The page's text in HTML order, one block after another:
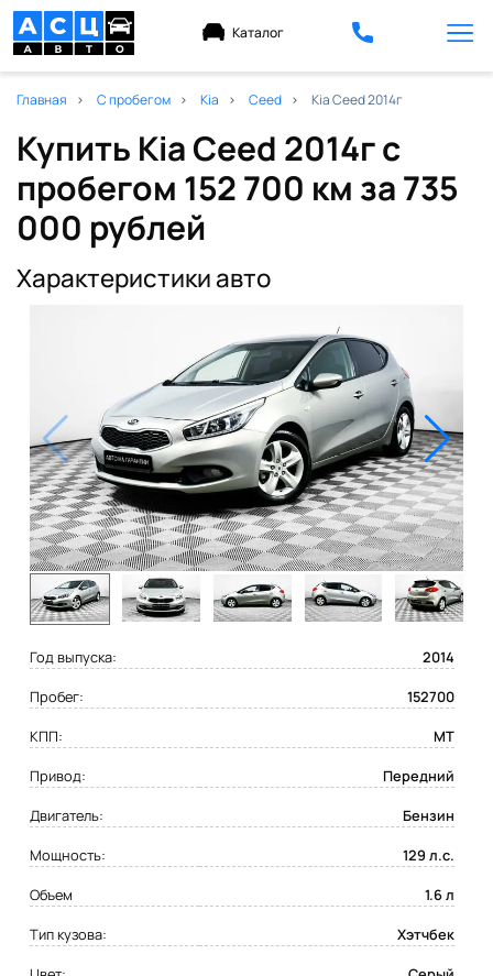
Каталог
Главная С пробегом Kia Ceed Kia Ceed 2014г
Купить Kia Ceed 2014г с
пробегом 152 700 км за 735
000 рублей
Характеристики авто
Год выпуска:
2014
Пробег:
152700
КПП:
MT
Привод:
Передний
Двигатель:
Бензин
Мощность:
129 л.с.
Объем
1.6 л
Тип кузова:
Хэтчбек